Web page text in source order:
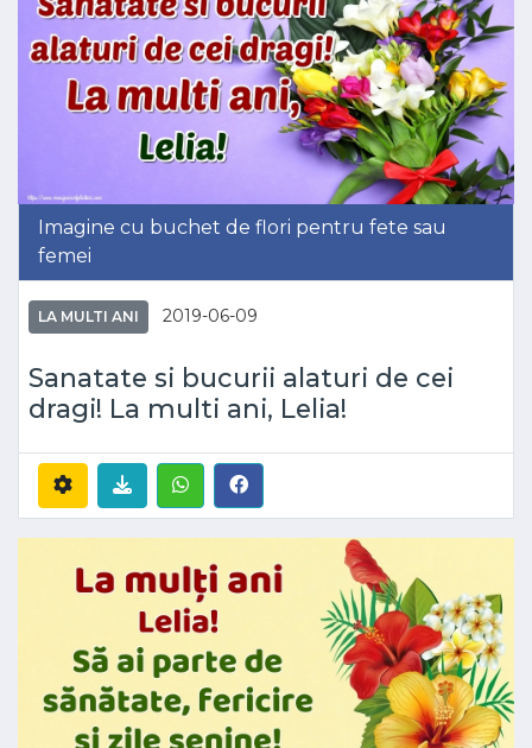
Imagine cu buchet de flori pentru fete sau
femei
LA MULTI ANI 2019-06-09
Sanatate si bucurii alaturi de cei
dragi! La multi ani, Lelia!